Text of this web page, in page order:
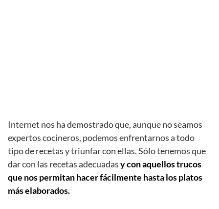
Internet nos ha demostrado que, aunque no seamos
expertos cocineros, podemos enfrentarnos a todo
tipo de recetas y triunfar con ellas. Sólo tenemos que
dar con las recetas adecuadasy con aquellos trucos
que nos permitan hacer fácilmente hasta los platos
más elaborados.